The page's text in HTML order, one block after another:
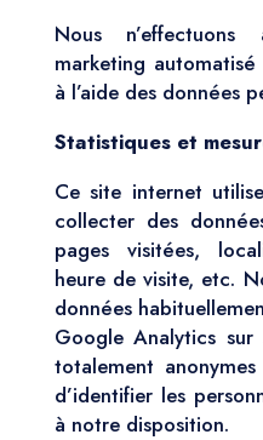
Nous
marketing
à l’aide des données
Statistiques et
Ce site internet
collecter des
pages visitées,
heure de visite, etc.
données
Google Analytics sur
totalement
d’identifier les
à notre disposition.